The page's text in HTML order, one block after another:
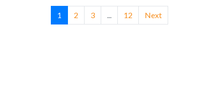
1 2 3 ... 12 Next